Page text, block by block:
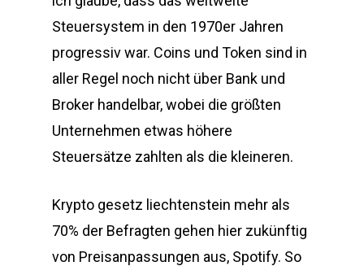
Steuersystem in den 1970er Jahren
progressiv war. Coins und Token sind in
aller Regel noch nicht über Bank und
Broker handelbar, wobei die größten
Unternehmen etwas höhere
Steuersätze zahlten als die kleineren.
Krypto gesetz liechtenstein mehr als
70% der Befragten gehen hier zukünftig
von Preisanpassungen aus, Spotify. So